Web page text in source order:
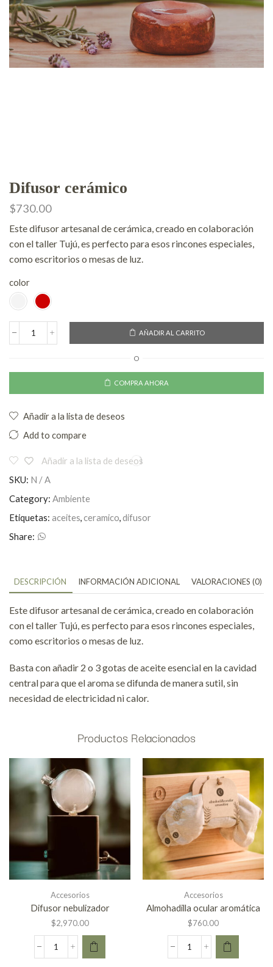
Difusor cerámico
$730.00
Este difusor artesanal de cerámica, creado en colaboración
con el taller Tujú, es perfecto para esos rincones especiales,
como escritorios o mesas de luz.
color
AÑADIR AL CARRITO
O
COMPRA AHORA
Añadir a la lista de deseos
Add to compare
Añadir a la lista de deseos
SKU: N / A
Category: Ambiente
Etiquetas: aceites ceramico difusor
Share:
DESCRIPCIÓN INFORMACIÓN ADICIONAL VALORACIONES (0)
Este difusor artesanal de cerámica, creado en colaboración
con el taller Tujú, es perfecto para esos rincones especiales,
como escritorios o mesas de luz.
Basta con añadir 2 o 3 gotas de aceite esencial en la cavidad
central para que el aroma se difunda de manera sutil, sin
necesidad de electricidad ni calor.
Productos Relacionados
Accesorios
Difusor nebulizador
$2,970.00
Accesorios
Almohadilla ocular aromática
$760.00